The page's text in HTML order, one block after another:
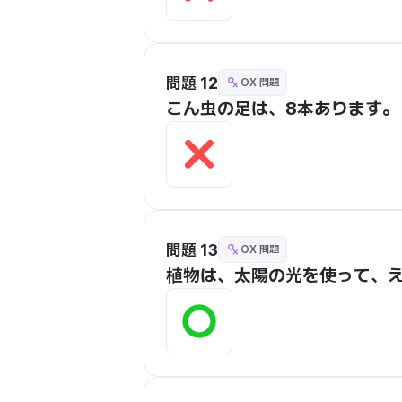
問題 12 OX 問題
こん虫の足は、8本あります。
問題 13 OX 問題
植物は、太陽の光を使って、